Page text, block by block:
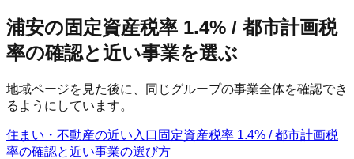
浦安の固定資産税率 1.4% / 都市計画税
率の確認と近い事業を選ぶ
地域ページを見た後に、同じグループの事業全体を確認でき
るようにしています。
住まい・不動産の近い入口 固定資産税率 1.4% / 都市計画税
率の確認と近い事業の選び方